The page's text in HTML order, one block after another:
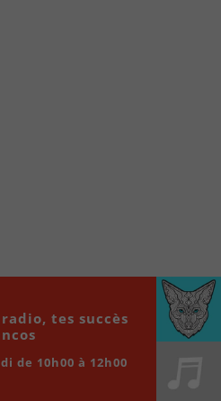
accessibles en un clic!
00:00
tes succès
de 10h00 à 12h00